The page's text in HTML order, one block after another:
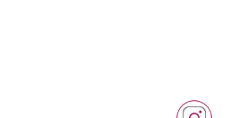
gesperrten Inhalt.